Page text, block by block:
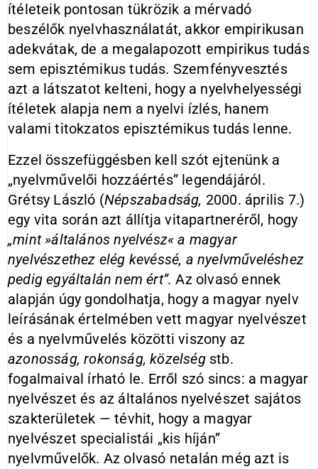
ítéleteik pontosan tükrözik a mérvadó
beszélők nyelvhasználatát, akkor empirikusan
adekvátak, de a megalapozott empirikus tudás
sem episztémikus tudás. Szemfényvesztés
azt a látszatot kelteni, hogy a nyelvhelyességi
ítéletek alapja nem a nyelvi ízlés, hanem
valami titokzatos episztémikus tudás lenne.
Ezzel összefüggésben kell szót ejtenünk a
„nyelvművelői hozzáértés” legendájáról.
Grétsy László (Népszabadság, 2000. április 7.)
egy vita során azt állítja vitapartneréről, hogy
„mint »általános nyelvész« a magyar
nyelvészethez elég kevéssé, a nyelvműveléshez
pedig egyáltalán nem ért”. Az olvasó ennek
alapján úgy gondolhatja, hogy a magyar nyelv
leírásának értelmében vett magyar nyelvészet
és a nyelvművelés közötti viszony az
azonosság, rokonság, közelségstb.
fogalmaival írható le. Erről szó sincs: a magyar
nyelvészet és az általános nyelvészet sajátos
szakterületek — tévhit, hogy a magyar
nyelvészet specialistái „kis híján”
nyelvművelők. Az olvasó netalán még azt is